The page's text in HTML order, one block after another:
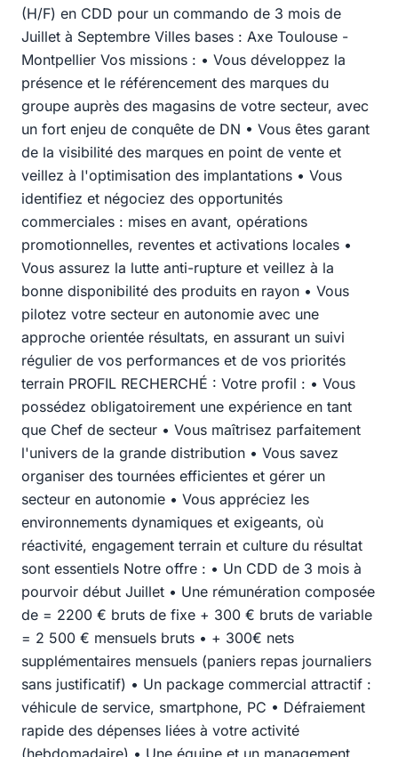
(H/F) en CDD pour un commando de 3 mois de
Juillet à Septembre Villes bases : Axe Toulouse -
Montpellier Vos missions : • Vous développez la
présence et le référencement des marques du
groupe auprès des magasins de votre secteur, avec
un fort enjeu de conquête de DN • Vous êtes garant
de la visibilité des marques en point de vente et
veillez à l'optimisation des implantations • Vous
identifiez et négociez des opportunités
commerciales : mises en avant, opérations
promotionnelles, reventes et activations locales •
Vous assurez la lutte anti-rupture et veillez à la
bonne disponibilité des produits en rayon • Vous
pilotez votre secteur en autonomie avec une
approche orientée résultats, en assurant un suivi
régulier de vos performances et de vos priorités
terrain PROFIL RECHERCHÉ : Votre profil : • Vous
possédez obligatoirement une expérience en tant
que Chef de secteur • Vous maîtrisez parfaitement
l'univers de la grande distribution • Vous savez
organiser des tournées efficientes et gérer un
secteur en autonomie • Vous appréciez les
environnements dynamiques et exigeants, où
réactivité, engagement terrain et culture du résultat
sont essentiels Notre offre : • Un CDD de 3 mois à
pourvoir début Juillet • Une rémunération composée
de = 2200 € bruts de fixe + 300 € bruts de variable
= 2 500 € mensuels bruts • + 300€ nets
supplémentaires mensuels (paniers repas journaliers
sans justificatif) • Un package commercial attractif :
véhicule de service, smartphone, PC • Défraiement
rapide des dépenses liées à votre activité
(hebdomadaire) • Une équipe et un management